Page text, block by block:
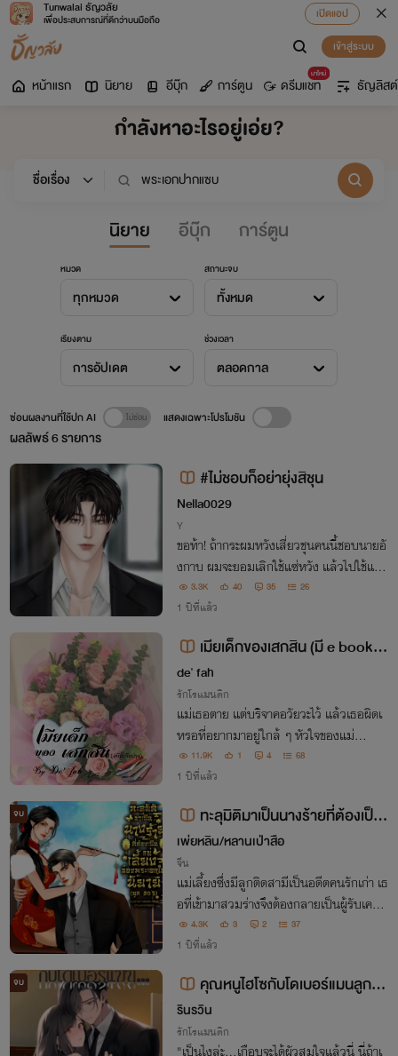
Tunwalai ธัญวลัย
เพื่อประสบการณ์ที่ดีกว่าบนมือถือ
เปิดแอป
เข้าสู่ระบบ
หน้าแรก นิยาย อีบุ๊ก การ์ตูน
มาใหม่
ดรีมแชท ธัญลิสต์
กำลังหาอะไรอยู่เอ่ย?
นิยาย อีบุ๊ก การ์ตูน
หมวด
ทุกหมวด
สถานะจบ
ทั้งหมด
เรียงตาม
การอัปเดต
ช่วงเวลา
ตลอดกาล
ผลลัพธ์6รายการ
ซ่อนผลงานที่ใช้ปก AI แสดงเฉพาะโปรโมชัน
#ไม่ชอบก็อย่ายุ่งสิชุน
Nella0029
Y
ขอท้า! ถ้ากระผมหวังเสี่ยวชุนคนนี้ชอบนายอั
งกาบ ผมจะยอมเลิกใช้แซ่หวัง แล้วไปใช้แซ่เ
ดียวกับอังอังมันเลยเอ้า!
3.3K 40 35 26
1 ปีที่แล้ว
เมียเด็กของเสกสิน (มี e book น
ะคะ)
de' fah
รักโรแมนติก
แม่เธอตาย แต่บริจาคอวัยวะไว้ แล้วเธอผิดเ
หรอที่อยากมาอยู่ใกล้ ๆ หัวใจของแม่...
11.9K 1 4 68
1 ปีที่แล้ว
จบ
ทะลุมิติมาเป็นนางร้ายที่ต้องเป็นแ
ม่เลี้ยงของพระเอกในนิยาย (ยุค 8
0's)
เพ่ยหลิน/หลานเป่าสือ
จีน
แม่เลี้ยงซึ่งมีลูกติดสามีเป็นอดีตคนรักเก่า เธ
อที่เข้ามาสวมร่างจึงต้องกลายเป็นผู้รับเคราะ
ห์จากความชิงชังอย่างช่วยไม่ได้ "เกลียดฉัน
นัก แล้วอย่ามารักทีหลังก็แล้วกัน"
4.3K 3 2 37
1 ปีที่แล้ว
จบ
คุณหนูไฮโซกับโดเบอร์แมนลูกคน
ใช้ (Hiso Lady And Me Humble G
ard)
รินรวิน
รักโรแมนติก
"เป็นไงล่ะ...เกือบจะได้ผัวสมใจแล้วนี่ นี่ถ้าเ